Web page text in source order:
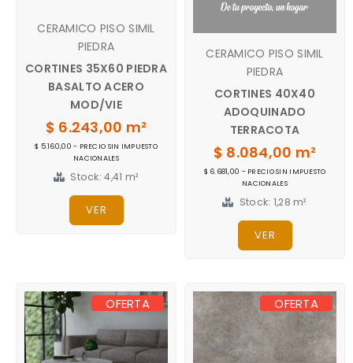
CERAMICO PISO SIMIL
PIEDRA
CORTINES 35X60 PIEDRA
BASALTO ACERO
MOD/VIE
$ 6.243,00 m²
$ 5.160,00 - PRECIO SIN IMPUESTO
NACIONALES
Stock: 4,41 m²
VER
CERAMICO PISO SIMIL
PIEDRA
CORTINES 40X40
ADOQUINADO
TERRACOTA
$ 8.084,00 m²
$ 6.681,00 - PRECIO SIN IMPUESTO
NACIONALES
Stock: 1,28 m²
VER
OFERTA OFERTA